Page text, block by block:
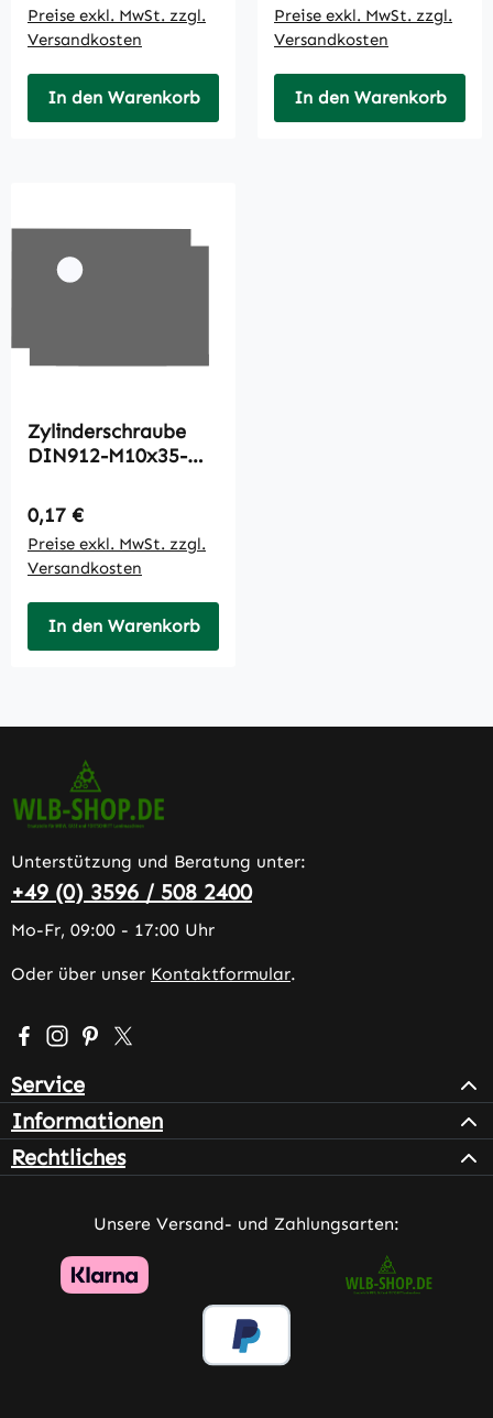
Preise exkl. MwSt. zzgl.
Versandkosten
In den Warenkorb
Preise exkl. MwSt. zzgl.
Versandkosten
In den Warenkorb
Zylinderschraube
DIN912-M10x35-
Regulärer Preis:
0,17 €
Preise exkl. MwSt. zzgl.
Versandkosten
In den Warenkorb
Unterstützung und Beratung unter:
+49 (0) 3596 / 508 2400
Mo-Fr, 09:00 - 17:00 Uhr
Oder über unser Kontaktformular.
Besuche uns auf Facebook – öffnet in neuem Tab
Schau auf Instagram vorbei – öffnet in neuem Tab
Lass dich auf Pinterest inspirieren – öffnet in
Folge uns auf X – öffnet in neuem Tab
Service
Informationen
Rechtliches
Unsere Versand- und Zahlungsarten: